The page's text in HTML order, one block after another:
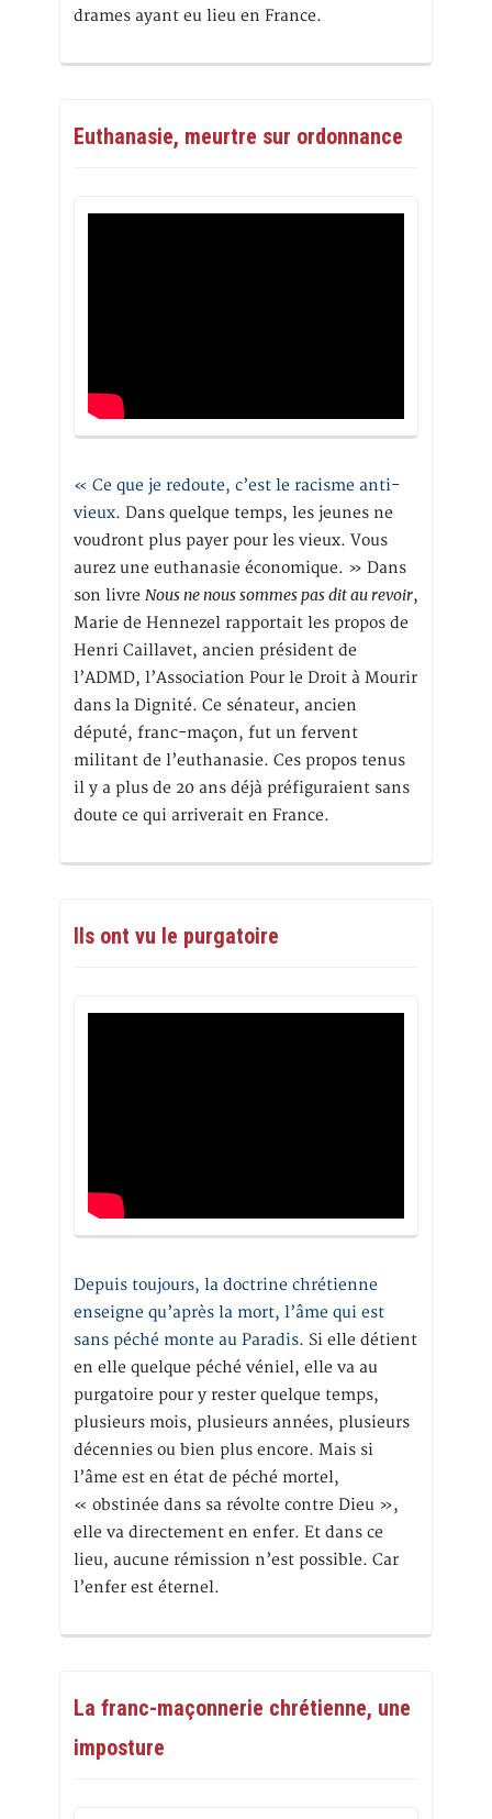
drames ayant eu lieu en France.
Euthanasie, meurtre sur ordonnance
« Ce que je redoute, c’est le racisme anti-
vieux. Dans quelque temps, les jeunes ne
voudront plus payer pour les vieux. Vous
aurez une euthanasie économique. » Dans
son livre Nous ne nous sommes pas dit au revoir,
Marie de Hennezel rapportait les propos de
Henri Caillavet, ancien président de
l’ADMD, l’Association Pour le Droit à Mourir
dans la Dignité. Ce sénateur, ancien
député, franc-maçon, fut un fervent
militant de l’euthanasie. Ces propos tenus
il y a plus de 20 ans déjà préfiguraient sans
doute ce qui arriverait en France.
Ils ont vu le purgatoire
Depuis toujours, la doctrine chrétienne
enseigne qu’après la mort, l’âme qui est
sans péché monte au Paradis. Si elle détient
en elle quelque péché véniel, elle va au
purgatoire pour y rester quelque temps,
plusieurs mois, plusieurs années, plusieurs
décennies ou bien plus encore. Mais si
l’âme est en état de péché mortel,
« obstinée dans sa révolte contre Dieu »,
elle va directement en enfer. Et dans ce
lieu, aucune rémission n’est possible. Car
l’enfer est éternel.
La franc-maçonnerie chrétienne, une
imposture